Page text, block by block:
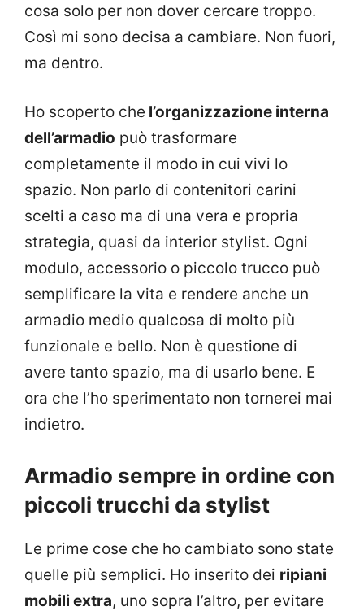
cosa solo per non dover cercare troppo.
Così mi sono decisa a cambiare. Non fuori,
ma dentro.
Ho scoperto che l’organizzazione interna
dell’armadio può trasformare
completamente il modo in cui vivi lo
spazio. Non parlo di contenitori carini
scelti a caso ma di una vera e propria
strategia, quasi da interior stylist. Ogni
modulo, accessorio o piccolo trucco può
semplificare la vita e rendere anche un
armadio medio qualcosa di molto più
funzionale e bello. Non è questione di
avere tanto spazio, ma di usarlo bene. E
ora che l’ho sperimentato non tornerei mai
indietro.
Armadio sempre in ordine con
piccoli trucchi da stylist
Le prime cose che ho cambiato sono state
quelle più semplici. Ho inserito dei ripiani
mobili extra, uno sopra l’altro, per evitare